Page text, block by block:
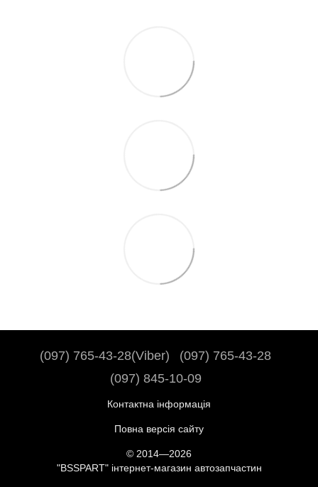
(097) 765-43-28(Viber)
(097) 765-43-28
(097) 845-10-09
Контактна інформація
Повна версія сайту
© 2014—2026
"BSSPART" інтернет-магазин автозапчастин